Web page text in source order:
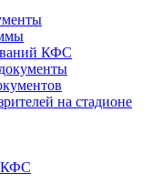
КФС
на стадионе
КФС